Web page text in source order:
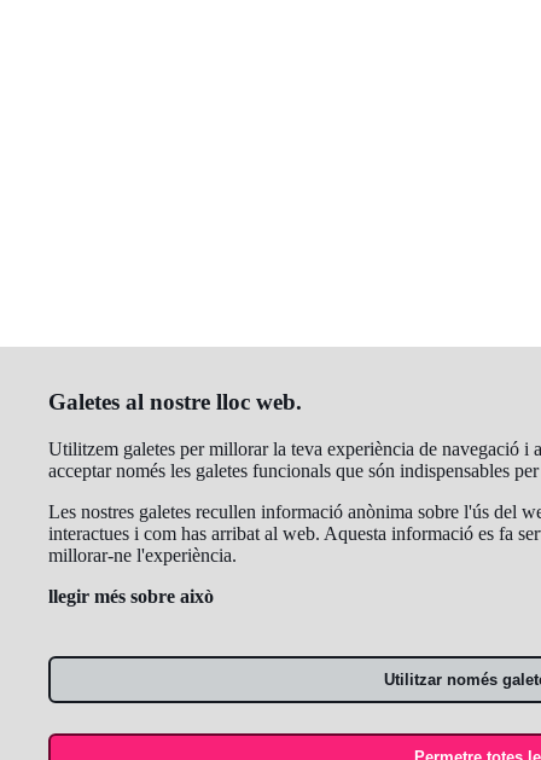
Galetes al nostre lloc web.
Utilitzem galetes per millorar la teva experiència de navegació i
acceptar només les galetes funcionals que són indispensables
Les nostres galetes recullen informació anònima sobre l'ús del
interactues i com has arribat al web. Aquesta informació es fa
millorar-ne l'experiència.
llegir més sobre això
Utilitzar només